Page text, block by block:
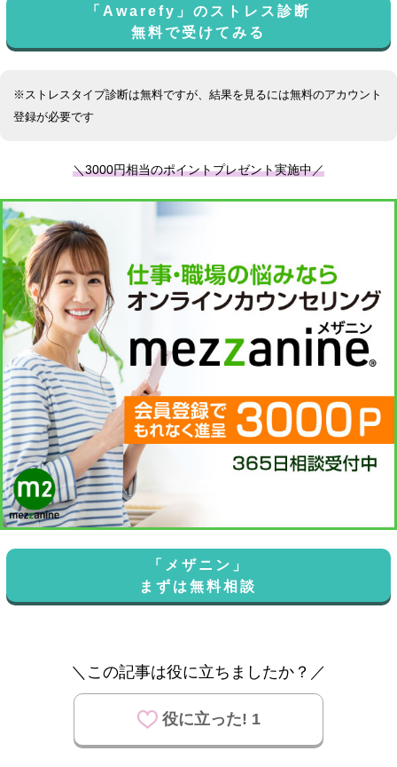
「Awarefy」のストレス診断
無料で受けてみる
※ストレスタイプ診断は無料ですが、結果を見るには無料のアカウント
登録が必要です
＼3000円相当のポイントプレゼント実施中／
「メザニン」
まずは無料相談
＼この記事は役に立ちましたか？／
役に立った! 1